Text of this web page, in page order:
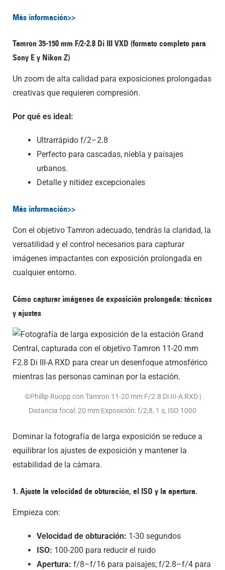
Más información>>
Tamron 35-150 mm F/2-2.8 Di III VXD (formato completo para
Sony E y Nikon Z)
Un zoom de alta calidad para exposiciones prolongadas
creativas que requieren compresión.
Por qué es ideal:
Ultrarrápido f/2–2.8
Perfecto para cascadas, niebla y paisajes
urbanos.
Detalle y nitidez excepcionales
Más información>>
Con el objetivo Tamron adecuado, tendrás la claridad, la
versatilidad y el control necesarios para capturar
imágenes impactantes con exposición prolongada en
cualquier entorno.
Cómo capturar imágenes de exposición prolongada: técnicas
y ajustes
©Phillip Ruopp con Tamron 11-20 mm F/2.8 Di III-ARXD |
Distancia focal: 20 mm Exposición: f/2,8, 1 s, ISO 1000
Dominar la fotografía de larga exposición se reduce a
equilibrar los ajustes de exposición y mantener la
estabilidad de la cámara.
1. Ajuste la velocidad de obturación, el ISO y la apertura.
Empieza con:
Velocidad de obturación: 1-30 segundos
ISO: 100-200 para reducir el ruido
Apertura: f/8–f/16 para paisajes; f/2.8–f/4 para